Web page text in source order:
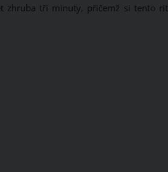
zhruba tři minuty, přičemž si tento